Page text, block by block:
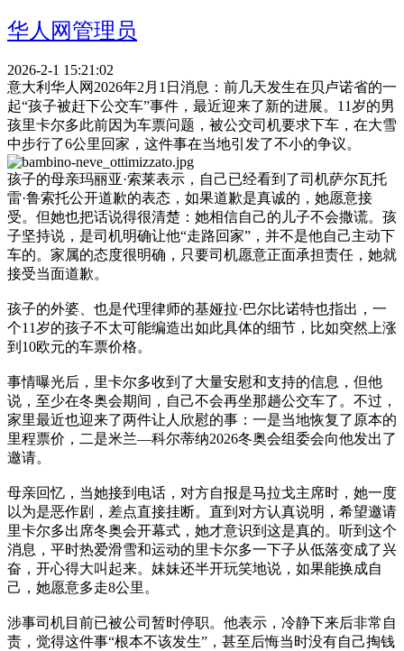
华人网管理员
2026-2-1 15:21:02
意大利华人网2026年2月1日消息：前几天发生在贝卢诺省的一
起“孩子被赶下公交车”事件，最近迎来了新的进展。11岁的男
孩里卡尔多此前因为车票问题，被公交司机要求下车，在大雪
中步行了6公里回家，这件事在当地引发了不小的争议。
孩子的母亲玛丽亚·索莱表示，自己已经看到了司机萨尔瓦托
雷·鲁索托公开道歉的表态，如果道歉是真诚的，她愿意接
受。但她也把话说得很清楚：她相信自己的儿子不会撒谎。孩
子坚持说，是司机明确让他“走路回家”，并不是他自己主动下
车的。家属的态度很明确，只要司机愿意正面承担责任，她就
接受当面道歉。
孩子的外婆、也是代理律师的基娅拉·巴尔比诺特也指出，一
个11岁的孩子不太可能编造出如此具体的细节，比如突然上涨
到10欧元的车票价格。
事情曝光后，里卡尔多收到了大量安慰和支持的信息，但他
说，至少在冬奥会期间，自己不会再坐那趟公交车了。不过，
家里最近也迎来了两件让人欣慰的事：一是当地恢复了原本的
里程票价，二是米兰—科尔蒂纳2026冬奥会组委会向他发出了
邀请。
母亲回忆，当她接到电话，对方自报是马拉戈主席时，她一度
以为是恶作剧，差点直接挂断。直到对方认真说明，希望邀请
里卡尔多出席冬奥会开幕式，她才意识到这是真的。听到这个
消息，平时热爱滑雪和运动的里卡尔多一下子从低落变成了兴
奋，开心得大叫起来。妹妹还半开玩笑地说，如果能换成自
己，她愿意多走8公里。
涉事司机目前已被公司暂时停职。他表示，冷静下来后非常自
责，觉得这件事“根本不该发生”，甚至后悔当时没有自己掏钱